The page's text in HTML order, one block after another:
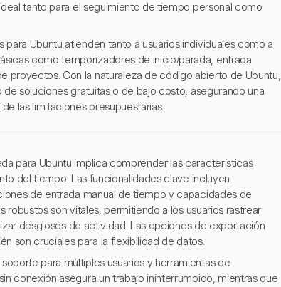
tanto para el seguimiento de tiempo personal como
Ubuntu atienden tanto a usuarios individuales como a
como temporizadores de inicio/parada, entrada
proyectos. Con la naturaleza de código abierto de Ubuntu,
soluciones gratuitas o de bajo costo, asegurando una
las limitaciones presupuestarias.
para Ubuntu implica comprender las características
del tiempo. Las funcionalidades clave incluyen
de entrada manual de tiempo y capacidades de
son vitales, permitiendo a los usuarios rastrear
desgloses de actividad. Las opciones de exportación
son cruciales para la flexibilidad de datos.
para múltiples usuarios y herramientas de
conexión asegura un trabajo ininterrumpido, mientras que